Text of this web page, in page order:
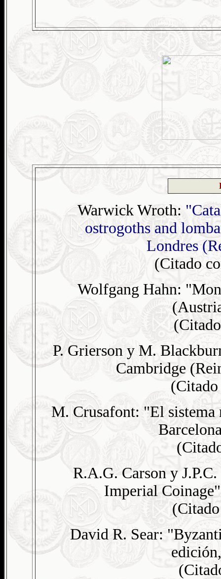
Warwick Wroth:
ostrogoths and
Londres
(Citado
Wolfgang Hahn:
P. Grierson y M.
Cambridge
M. Crusafont: "El
R.A.G. Carson y
Imperial
David R. Sear: